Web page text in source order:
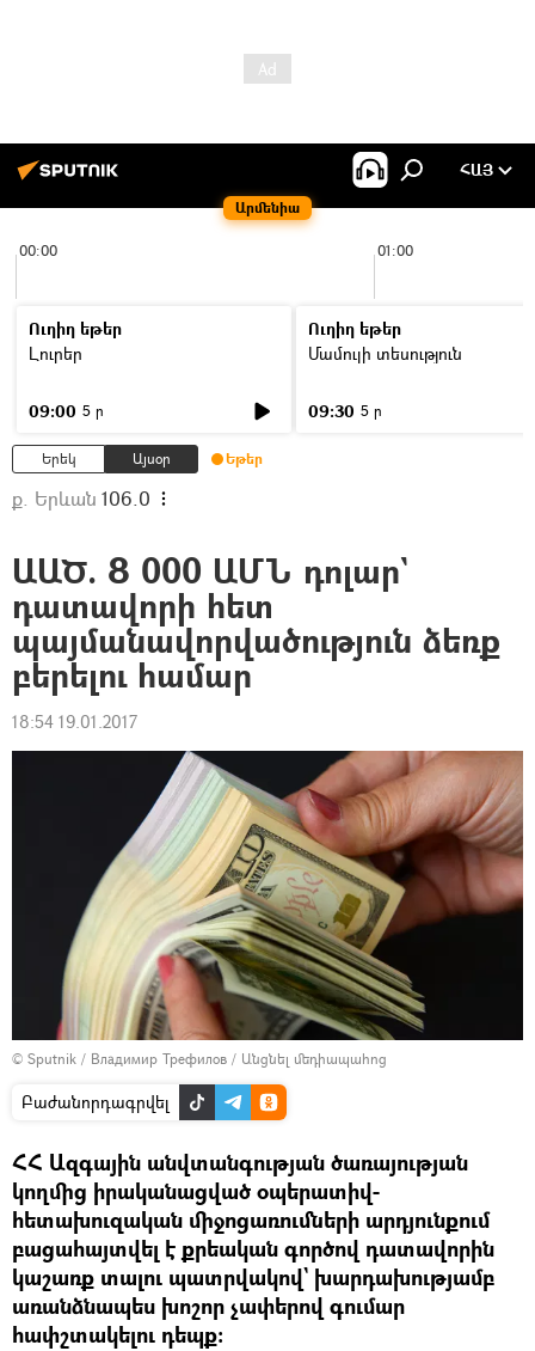
Արմենիա
ՀԱՅ
00:00 01:00
Ուղիղ եթեր
Լուրեր
09:00 5 ր
Ուղիղ եթեր
Մամուլի տեսություն
09:30 5 ր
Երեկ Այսօր Եթեր
ք. Երևան 106.0
ԱԱԾ. 8 000 ԱՄՆ դոլար`
դատավորի հետ
պայմանավորվածություն ձեռք
բերելու համար
18:54 19.01.2017
© Sputnik / Владимир Трефилов / Անցնել մեդիապահոց
Բաժանորդագրվել
ՀՀ Ազգային անվտանգության ծառայության
կողմից իրականացված օպերատիվ-
հետախուզական միջոցառումների արդյունքում
բացահայտվել է քրեական գործով դատավորին
կաշառք տալու պատրվակով` խարդախությամբ
առանձնապես խոշոր չափերով գումար
հափշտակելու դեպք: